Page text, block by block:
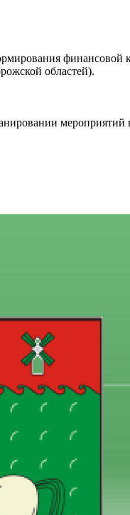
финансовой
областей).